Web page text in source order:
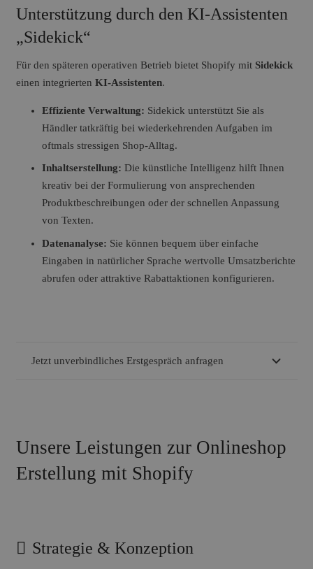
Unterstützung durch den KI-Assistenten
„Sidekick“
Für den späteren operativen Betrieb bietet Shopify mit Sidekick
einen integrierten KI-Assistenten.
Effiziente Verwaltung: Sidekick unterstützt Sie als
Händler tatkräftig bei wiederkehrenden Aufgaben im
oftmals stressigen Shop-Alltag.
Inhaltserstellung: Die künstliche Intelligenz hilft Ihnen
kreativ bei der Formulierung von ansprechenden
Produktbeschreibungen oder der schnellen Anpassung
von Texten.
Datenanalyse: Sie können bequem über einfache
Eingaben in natürlicher Sprache wertvolle Umsatzberichte
abrufen oder attraktive Rabattaktionen konfigurieren.
Jetzt unverbindliches Erstgespräch anfragen
Unsere Leistungen zur Onlineshop
Erstellung mit Shopify
Strategie & Konzeption